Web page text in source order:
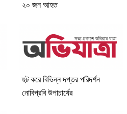
২০ জন আহত
হুট করে বিভিন্ন দপ্তর পরিদর্শন
নোবিপ্রবি উপাচার্যের